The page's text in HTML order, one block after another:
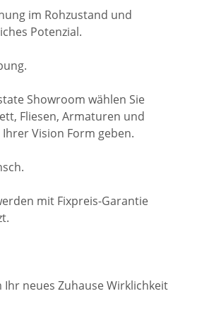
im Rohzustand und
Potenzial.
Showroom wählen Sie
Fliesen, Armaturen und
Vision Form geben.
mit Fixpreis-Garantie
neues Zuhause Wirklichkeit